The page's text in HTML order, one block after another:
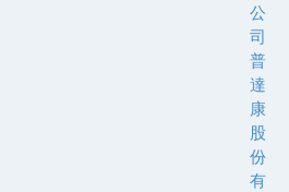
公
司
普
達
康
股
份
有